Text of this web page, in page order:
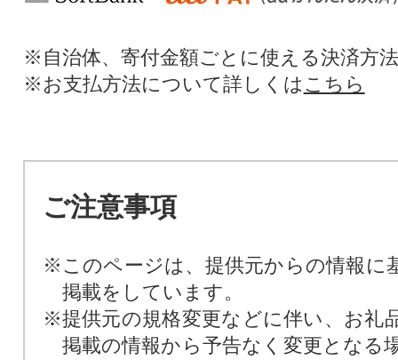
※自治体、寄付金額ごとに使える決済方
※お支払方法について詳しくは こちら
ご注意事項
※このページは、提供元からの情報に
掲載をしています。
※提供元の規格変更などに伴い、お礼
掲載の情報から予告なく変更となる